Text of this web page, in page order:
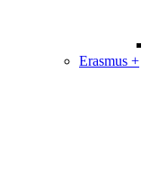
Erasmus +